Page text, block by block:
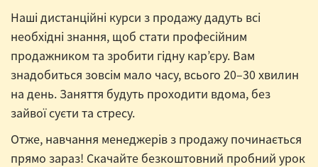
Наші дистанційні курси з продажу дадуть всі
необхідні знання, щоб стати професійним
продажником та зробити гідну кар’єру. Вам
знадобиться зовсім мало часу, всього 20–30 хвилин
на день. Заняття будуть проходити вдома, без
зайвої суєти та стресу.
Отже, навчання менеджерів з продажу починається
прямо зараз! Скачайте безкоштовний пробний урок